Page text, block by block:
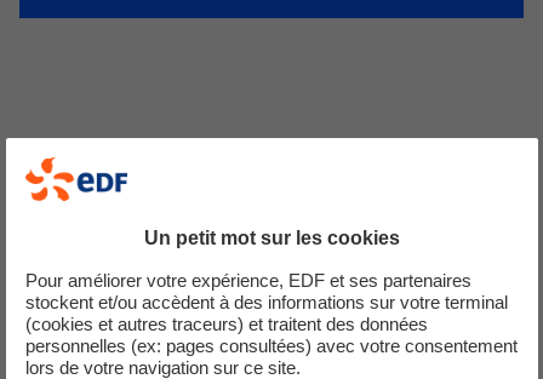
Offre de contrat
vigueur.
Un petit mot sur les cookies
Pour améliorer votre expérience, EDF et ses partenaires
stockent et/ou accèdent à des informations sur votre terminal
(cookies et autres traceurs) et traitent des données
personnelles (ex: pages consultées) avec votre consentement
lors de votre navigation sur ce site.